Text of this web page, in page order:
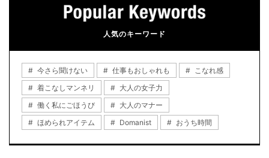
人気のキーワード
今さら聞けない 仕事もおしゃれも
こなれ感
着こなしマンネリ
大人の女子力
働く私にごほうび
大人のマナー
ほめられアイテム
Domanist おうち時間